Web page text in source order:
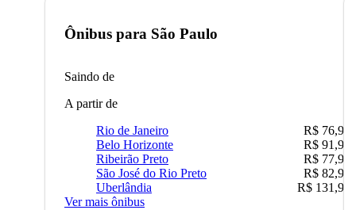
Ônibus para São Paulo
Saindo de
A partir de
Rio de Janeiro
R$ 76,90
Belo Horizonte
R$ 91,90
Ribeirão Preto
R$ 77,90
São José do Rio Preto
R$ 82,90
Uberlândia
R$ 131,90
Ver mais ônibus